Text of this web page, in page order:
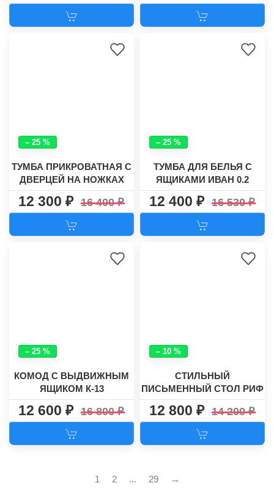
– 25 %
ТУМБА ПРИКРОВАТНАЯ С
ДВЕРЦЕЙ НА НОЖКАХ
КРИТ-1
12 300 16 400
– 25 %
ТУМБА ДЛЯ БЕЛЬЯ С
ЯЩИКАМИ ИВАН 0.2
12 400 16 530
– 25 %
КОМОД С ВЫДВИЖНЫМ
ЯЩИКОМ К-13
12 600 16 800
– 10 %
СТИЛЬНЫЙ
ПИСЬМЕННЫЙ СТОЛ РИФ
12 800 14 200
1 2 ... 29 →